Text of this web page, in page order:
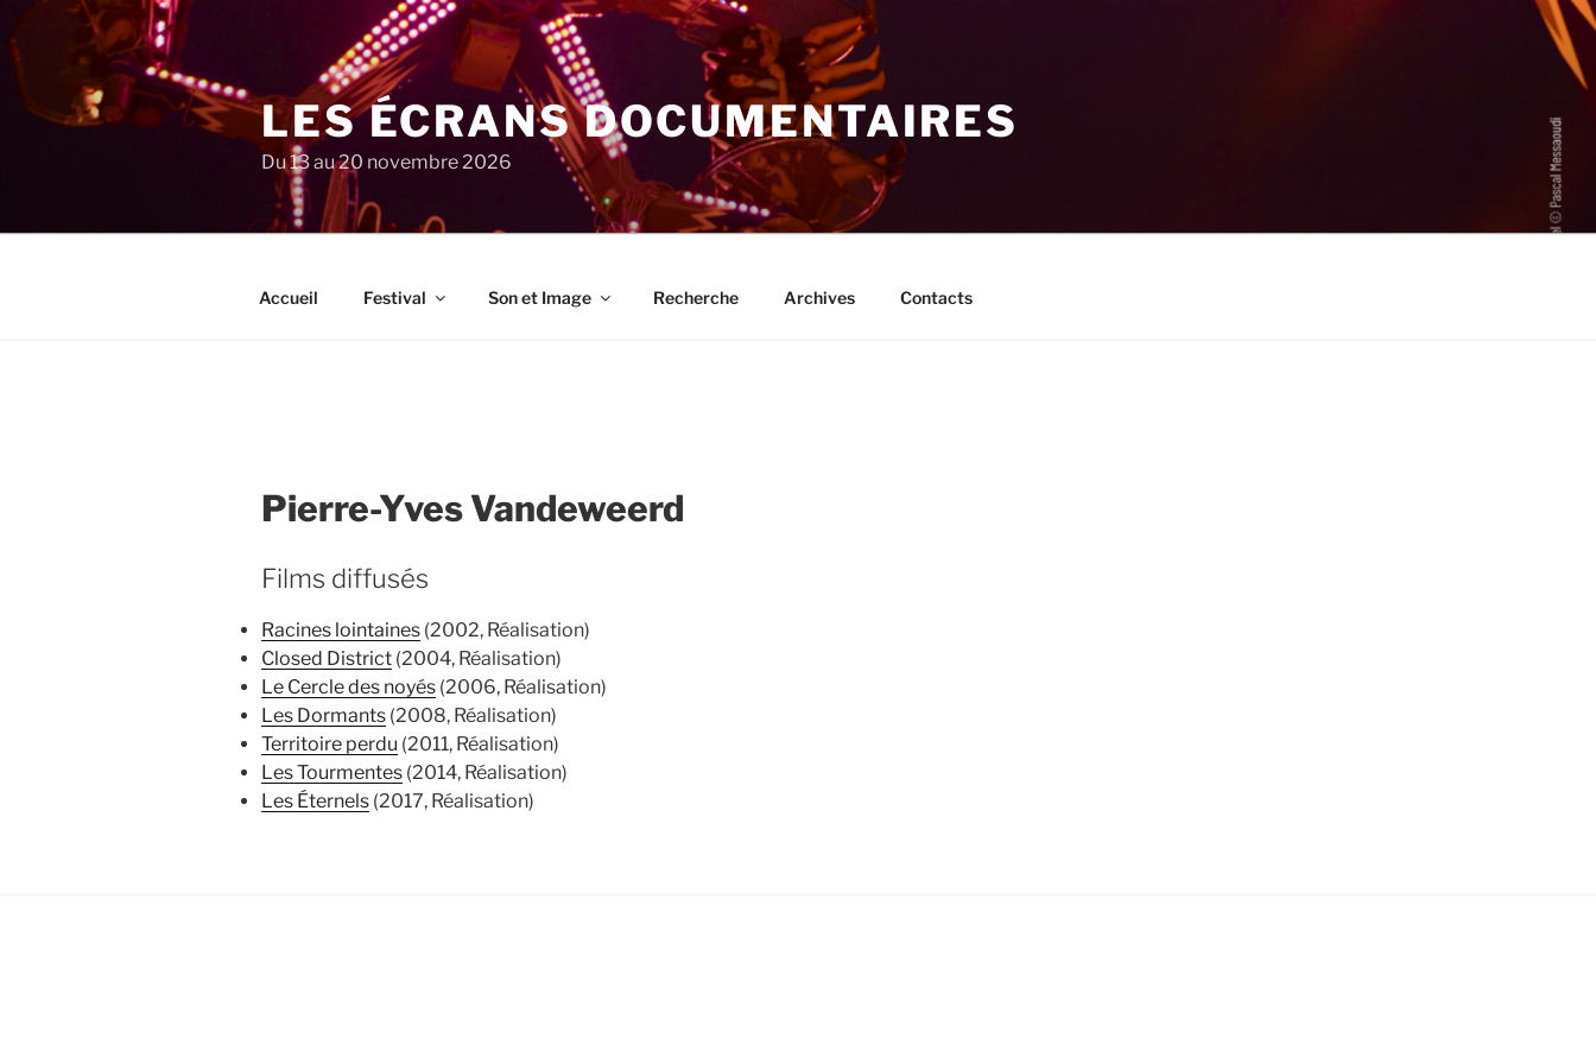
au
contenu
principal
LES ÉCRANS DOCUMENTAIRES
Du 13 au 20 novembre 2026
Accueil Festival Son et Image Recherche Archives Contacts
Pierre-Yves Vandeweerd
Films diffusés
Racines lointaines (2002, Réalisation)
Closed District (2004, Réalisation)
Le Cercle des noyés (2006, Réalisation)
Les Dormants (2008, Réalisation)
Territoire perdu (2011, Réalisation)
Les Tourmentes (2014, Réalisation)
Les Éternels (2017, Réalisation)